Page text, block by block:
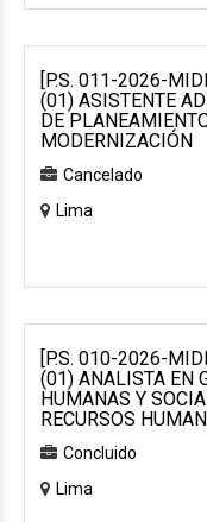
[P.S. 011-2026-
(01) ASISTENTE
DE
MODERNIZACIÓN
Cancelado
Lima
[P.S. 010-2026-
(01) ANALISTA EN
HUMANAS Y
RECURSOS
Concluido
Lima